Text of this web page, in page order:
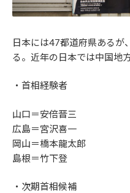
日本には47都道府県あるが
る。近年の日本では中国地
・首相経験者
山口＝安倍晋三
広島＝宮沢喜一
岡山＝橋本龍太郎
島根＝竹下登
・次期首相候補